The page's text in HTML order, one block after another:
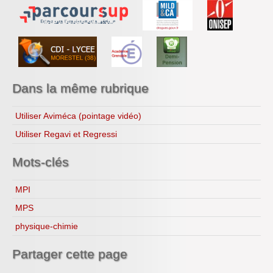
Année 2018-2019
Année 2019-2020
Année 2021-2022
Année 2022-2023
Année 2023-2024
Année 2025-2026
Recettes...
Ressources
Dans la même rubrique
Utiliser Aviméca (pointage vidéo)
Utiliser Regavi et Regressi
Mots-clés
MPI
MPS
physique-chimie
Partager cette page